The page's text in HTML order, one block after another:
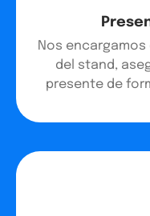
Nos
del stand,
presente de